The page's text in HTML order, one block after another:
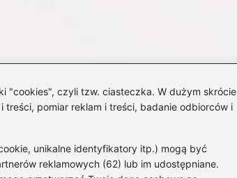
"cookies", czyli tzw. ciasteczka. W dużym skrócie
pomiar reklam i treści, badanie odbiorców i
unikalne identyfikatory itp.) mogą być
reklamowych (62) lub im udostępniane.